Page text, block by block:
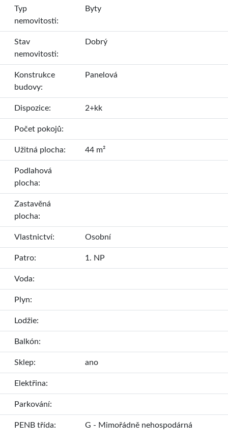
Typ
nemovitosti:
Byty
Stav
nemovitosti:
Dobrý
Konstrukce
budovy:
Panelová
Dispozice: 2+kk
Počet pokojů:
Užitná plocha: 44 m²
Podlahová
plocha:
Zastavěná
plocha:
Vlastnictví: Osobní
Patro: 1. NP
Voda:
Plyn:
Lodžie:
Balkón:
Sklep: ano
Elektřina:
Parkování:
PENB třída: G - Mimořádně nehospodárná